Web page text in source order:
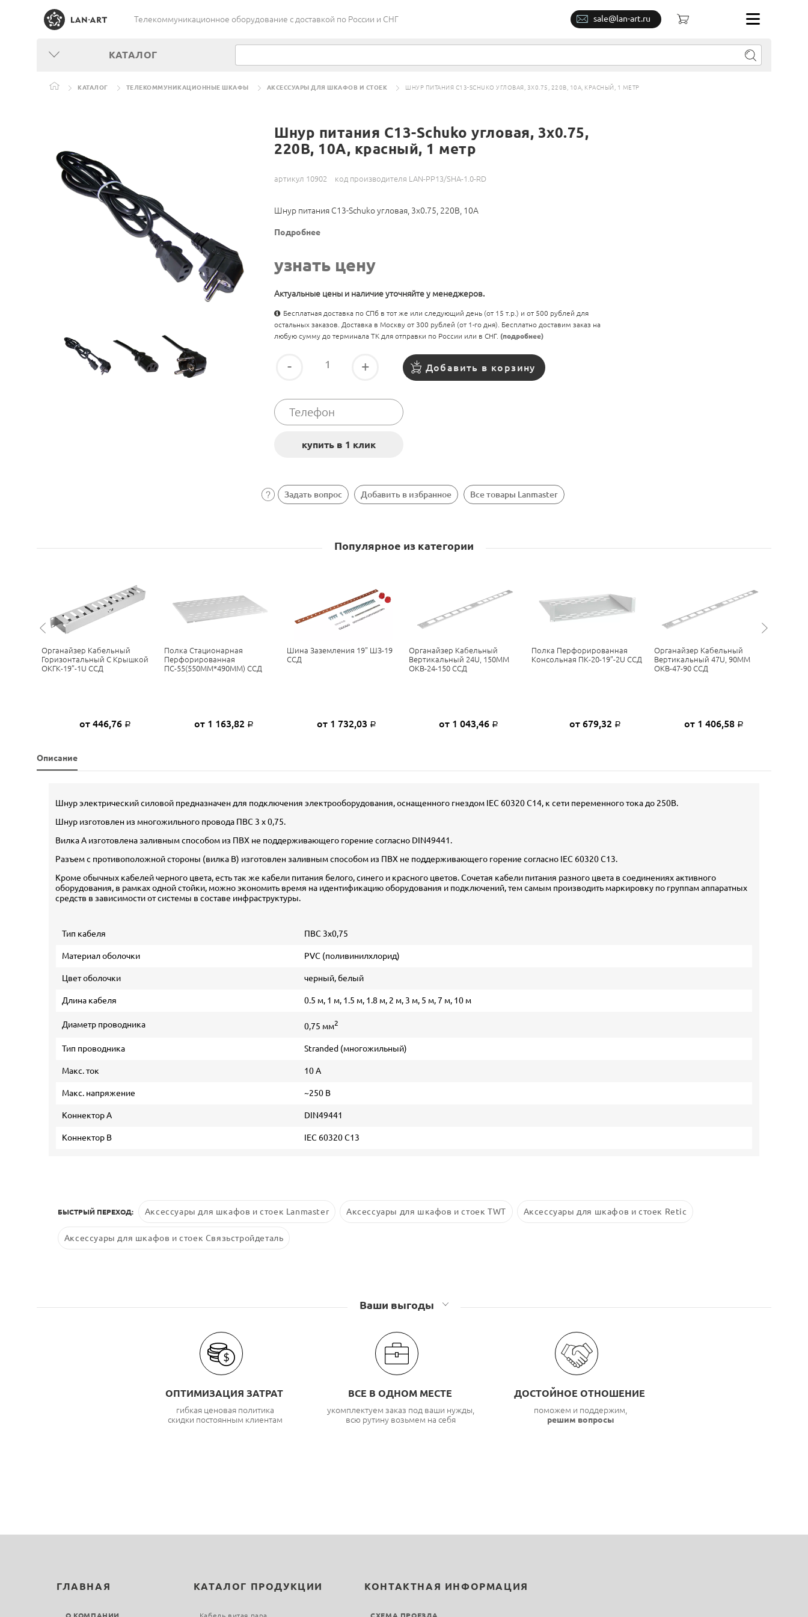
Телекоммуникационное оборудование c доставкой по России и СНГ sale@lan-art.ru
КАТАЛОГ
КАТАЛОГ ТЕЛЕКОММУНИКАЦИОННЫЕ ШКАФЫ АКСЕССУАРЫ ДЛЯ ШКАФОВ И СТОЕК ШНУР ПИТАНИЯ C13-SCHUKO УГЛОВАЯ, 3Х0.75, 220В, 10А, КРАСНЫЙ, 1 МЕТР
Шнур питания C13-Schuko угловая, 3х0.75,
220В, 10А, красный, 1 метр
артикул 10902 код производителя LAN-PP13/SHA-1.0-RD
Шнур питания C13-Schuko угловая, 3х0.75, 220В, 10А
Подробнее
узнать цену
Актуальные цены и наличие уточняйте у менеджеров.
Бесплатная доставка по СПб в тот же или следующий день (от 15 т.р.) и от 500 рублей для
остальных заказов. Доставка в Москву от 300 рублей (от 1-го дня). Бесплатно доставим заказ на
любую сумму до терминала ТК для отправки по России или в СНГ. (подробнее)
- + Добавить в корзину
Задать вопрос Добавить в избранное Все товары Lanmaster
Популярное из категории
Органайзер Кабельный
Горизонтальный С Крышкой
ОКГК-19”-1U ССД
от 446,76 Р
Полка Стационарная
Перфорированная
ПС-55(550ММ*490ММ) ССД
от 1 163,82 Р
Шина Заземления 19" ШЗ-19
ССД
от 1 732,03 Р
Органайзер Кабельный
Вертикальный 24U, 150ММ
ОКВ-24-150 ССД
от 1 043,46 Р
Полка Перфорированная
Консольная ПК-20-19”-2U ССД
от 679,32 Р
Органайзер Кабельный
Вертикальный 47U, 90ММ
ОКВ-47-90 ССД
от 1 406,58 Р
Описание
Шнур электрический силовой предназначен для подключения электрооборудования, оснащенного гнездом IEC 60320 C14, к сети переменного тока до 250В.
Шнур изготовлен из многожильного провода ПВС 3 х 0,75.
Вилка А изготовлена заливным способом из ПВХ не поддерживающего горение согласно DIN49441.
Разъем с противоположной стороны (вилка В) изготовлен заливным способом из ПВХ не поддерживающего горение согласно IEC 60320 C13.
Кроме обычных кабелей черного цвета, есть так же кабели питания белого, синего и красного цветов. Сочетая кабели питания разного цвета в соединениях активного
оборудования, в рамках одной стойки, можно экономить время на идентификацию оборудования и подключений, тем самым производить маркировку по группам аппаратных
средств в зависимости от системы в составе инфраструктуры.
Тип кабеля ПВС 3х0,75
Материал оболочки PVC (поливинилхлорид)
Цвет оболочки черный, белый
Длина кабеля 0.5 м, 1 м, 1.5 м, 1.8 м, 2 м, 3 м, 5 м, 7 м, 10 м
Диаметр проводника 0,75 мм2
Тип проводника Stranded (многожильный)
Макс. ток 10 А
Макс. напряжение ~250 В
Коннектор А DIN49441
Коннектор В IEC 60320 C13
БЫСТРЫЙ ПЕРЕХОД: Аксессуары для шкафов и стоек Lanmaster Аксессуары для шкафов и стоек TWT Аксессуары для шкафов и стоек Retic
Аксессуары для шкафов и стоек Связьстройдеталь
Ваши выгоды
ОПТИМИЗАЦИЯ ЗАТРАТ
гибкая ценовая политика
скидки постоянным клиентам
ВСЕ В ОДНОМ МЕСТЕ
укомплектуем заказ под ваши нужды,
всю рутину возьмем на себя
ДОСТОЙНОЕ ОТНОШЕНИЕ
поможем и поддержим,
решим вопросы
ГЛАВНАЯ КАТАЛОГ ПРОДУКЦИИ КОНТАКТНАЯ ИНФОРМАЦИЯ